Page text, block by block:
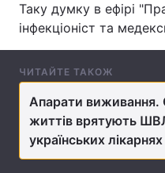
Економіка
Техно і зв'язок
Зброя
Здоров'я
Таку думку в ефірі
інфекціоніст та
ЧИТАЙТЕ ТАКОЖ
Апарати виживання.
життів врятують
українських лікарнях